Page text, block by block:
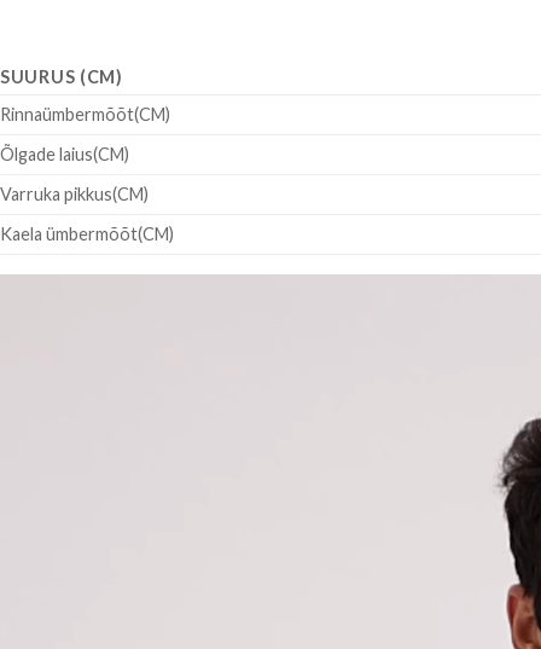
SUURUS (CM)
Rinnaümbermõõt(CM)
Õlgade laius(CM)
Varruka pikkus(CM)
Kaela ümbermõõt(CM)